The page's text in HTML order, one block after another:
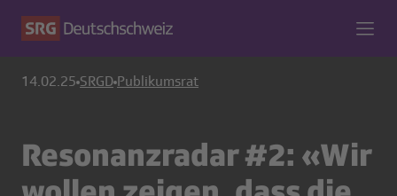
14.02.25 SRGD Publikumsrat
Resonanzradar #2: «Wir